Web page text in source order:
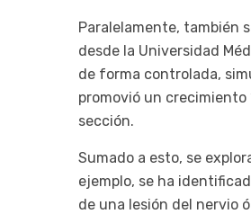
Paralelamente, también
desde la Universidad
de forma controlada,
promovió un crecimiento
sección.
Sumado a esto, se
ejemplo, se ha
de una lesión del nervio